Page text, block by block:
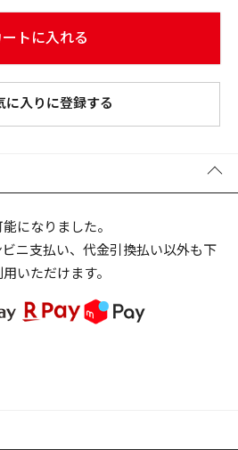
新作
この内容で検索する
ートに入れる
に入りに登録する
になりました。
ニ支払い、代金引換払い以外も下
いただけます。